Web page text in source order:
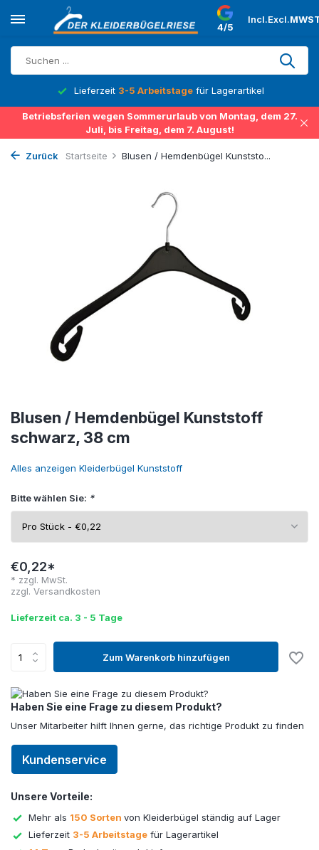
4/5
Incl.Excl.
Lieferzeit 3-5 Arbeitstage für Lagerartikel
Betriebsferien wegen Sommerurlaub von Montag, dem 27.
Juli, bis Freitag, dem 7. August!
Zurück Startseite Blusen / Hemdenbügel Kunststo...
Blusen / Hemdenbügel Kunststoff
schwarz, 38 cm
Alles anzeigen Kleiderbügel Kunststoff
Bitte wählen Sie: *
€0,22*
* zzgl. MwSt.
zzgl. Versandkosten
Lieferzeit ca. 3 - 5 Tage
Zum Warenkorb hinzufügen
Haben Sie eine Frage zu diesem Produkt?
Unser Mitarbeiter hilft Ihnen gerne, das richtige Produkt zu finden
Kundenservice
Unsere Vorteile:
Mehr als 150 Sorten von Kleiderbügel ständig auf Lager
Lieferzeit 3-5 Arbeitstage für Lagerartikel